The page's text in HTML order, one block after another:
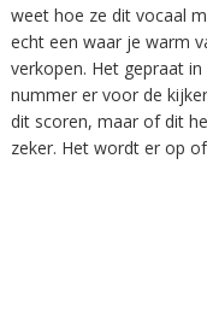
weet hoe ze dit vocaal
echt een waar je warm
verkopen. Het gepraat
nummer er voor de
dit scoren, maar of dit
zeker. Het wordt er op